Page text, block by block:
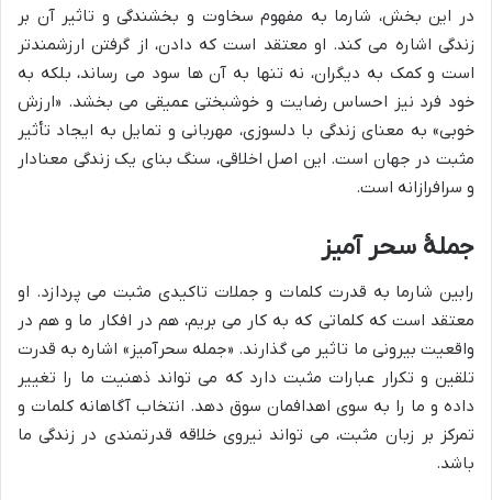
در این بخش، شارما به مفهوم سخاوت و بخشندگی و تاثیر آن بر
زندگی اشاره می کند. او معتقد است که دادن، از گرفتن ارزشمندتر
است و کمک به دیگران، نه تنها به آن ها سود می رساند، بلکه به
خود فرد نیز احساس رضایت و خوشبختی عمیقی می بخشد. «ارزش
خوبی» به معنای زندگی با دلسوزی، مهربانی و تمایل به ایجاد تأثیر
مثبت در جهان است. این اصل اخلاقی، سنگ بنای یک زندگی معنادار
و سرافرازانه است.
جملۀ سحر آمیز
رابین شارما به قدرت کلمات و جملات تاکیدی مثبت می پردازد. او
معتقد است که کلماتی که به کار می بریم، هم در افکار ما و هم در
واقعیت بیرونی ما تاثیر می گذارند. «جمله سحرآمیز» اشاره به قدرت
تلقین و تکرار عبارات مثبت دارد که می تواند ذهنیت ما را تغییر
داده و ما را به سوی اهدافمان سوق دهد. انتخاب آگاهانه کلمات و
تمرکز بر زبان مثبت، می تواند نیروی خلاقه قدرتمندی در زندگی ما
باشد.